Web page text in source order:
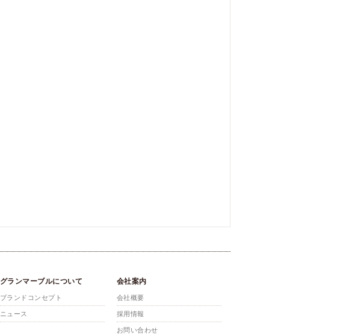
グランマーブルについて
ブランドコンセプト
ニュース
会社案内
会社概要
採用情報
お問い合わせ